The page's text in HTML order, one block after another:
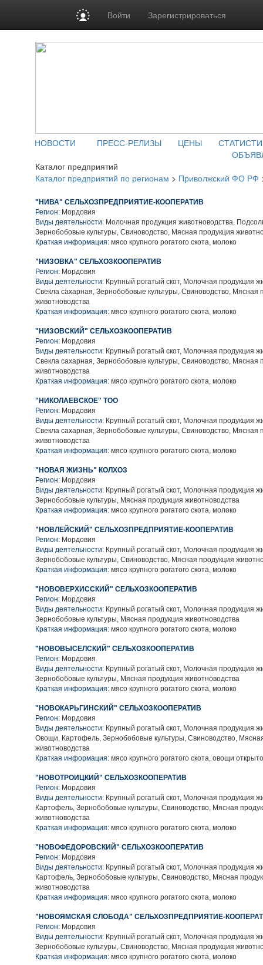
Войти Зарегистрироваться
НОВОСТИ ПРЕСС-РЕЛИЗЫ ЦЕНЫ
Каталог предприятий
Каталог предприятий по регионам > Приволжский ФО РФ
"НИВА" СЕЛЬХОЗПРЕДПРИЯТИЕ-КООПЕРАТИВ
Регион: Мордовия
Виды деятельности: Молочная продукция животноводства,
Зернобобовые культуры, Свиноводство, Мясная продукция
Краткая информация: мясо крупного рогатого скота, молоко
"НИЗОВКА" СЕЛЬХОЗКООПЕРАТИВ
Регион: Мордовия
Виды деятельности: Крупный рогатый скот, Молочная продукция
Свекла сахарная, Зернобобовые культуры, Свиноводство, Мясная
животноводства
Краткая информация: мясо крупного рогатого скота, молоко
"НИЗОВСКИЙ" СЕЛЬХОЗКООПЕРАТИВ
Регион: Мордовия
Виды деятельности: Крупный рогатый скот, Молочная продукция
Свекла сахарная, Зернобобовые культуры, Свиноводство, Мясная
животноводства
Краткая информация: мясо крупного рогатого скота, молоко
"НИКОЛАЕВСКОЕ" ТОО
Регион: Мордовия
Виды деятельности: Крупный рогатый скот, Молочная продукция
Свекла сахарная, Зернобобовые культуры, Свиноводство, Мясная
животноводства
Краткая информация: мясо крупного рогатого скота, молоко
"НОВАЯ ЖИЗНЬ" КОЛХОЗ
Регион: Мордовия
Виды деятельности: Крупный рогатый скот, Молочная продукция
Зернобобовые культуры, Мясная продукция животноводства
Краткая информация: мясо крупного рогатого скота, молоко
"НОВЛЕЙСКИЙ" СЕЛЬХОЗПРЕДПРИЯТИЕ-КООПЕРАТИВ
Регион: Мордовия
Виды деятельности: Крупный рогатый скот, Молочная продукция
Зернобобовые культуры, Свиноводство, Мясная продукция
Краткая информация: мясо крупного рогатого скота, молоко
"НОВОВЕРХИССКИЙ" СЕЛЬХОЗКООПЕРАТИВ
Регион: Мордовия
Виды деятельности: Крупный рогатый скот, Молочная продукция
Зернобобовые культуры, Мясная продукция животноводства
Краткая информация: мясо крупного рогатого скота, молоко
"НОВОВЫСЕЛСКИЙ" СЕЛЬХОЗКООПЕРАТИВ
Регион: Мордовия
Виды деятельности: Крупный рогатый скот, Молочная продукция
Зернобобовые культуры, Мясная продукция животноводства
Краткая информация: мясо крупного рогатого скота, молоко
"НОВОКАРЬГИНСКИЙ" СЕЛЬХОЗКООПЕРАТИВ
Регион: Мордовия
Виды деятельности: Крупный рогатый скот, Молочная продукция
Овощи, Картофель, Зернобобовые культуры, Свиноводство,
животноводства
Краткая информация: мясо крупного рогатого скота, овощи
"НОВОТРОИЦКИЙ" СЕЛЬХОЗКООПЕРАТИВ
Регион: Мордовия
Виды деятельности: Крупный рогатый скот, Молочная продукция
Картофель, Зернобобовые культуры, Свиноводство, Мясная
животноводства
Краткая информация: мясо крупного рогатого скота, молоко
"НОВОФЕДОРОВСКИЙ" СЕЛЬХОЗКООПЕРАТИВ
Регион: Мордовия
Виды деятельности: Крупный рогатый скот, Молочная продукция
Картофель, Зернобобовые культуры, Свиноводство, Мясная
животноводства
Краткая информация: мясо крупного рогатого скота, молоко
"НОВОЯМСКАЯ СЛОБОДА" СЕЛЬХОЗПРЕДПРИЯТИЕ-
Регион: Мордовия
Виды деятельности: Крупный рогатый скот, Молочная продукция
Зернобобовые культуры, Свиноводство, Мясная продукция
Краткая информация: мясо крупного рогатого скота, молоко